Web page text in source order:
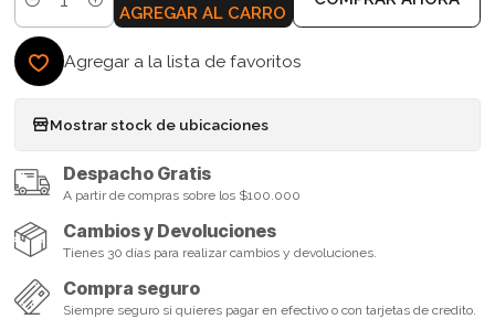
Cantidad AGREGAR AL CARRO
Agregar a la lista de favoritos
Mostrar stock de ubicaciones
Despacho Gratis
A partir de compras sobre los $100.000
Cambios y Devoluciones
Tienes 30 días para realizar cambios y devoluciones.
Compra seguro
Siempre seguro si quieres pagar en efectivo o con tarjetas de credito.